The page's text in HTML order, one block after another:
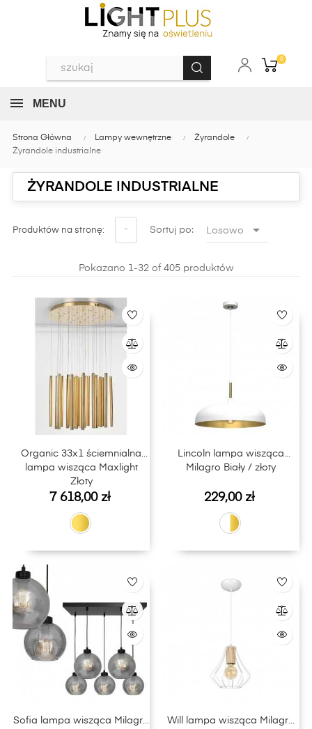
0
MENU
Strona Główna Lampy wewnętrzne
Żyrandole
Żyrandole industrialne
ŻYRANDOLE INDUSTRIALNE
Produktów na stronę: - Sortuj po: Losowo 
Pokazano 1-32 of 405 produktów
Organic 33x1 ściemnialna
lampa wisząca Maxlight
Złoty
Cena
7 618,00 zł
Lincoln lampa wisząca
Milagro Biały / złoty
Cena
229,00 zł
Sofia lampa wisząca Milagro
Will lampa wisząca Milagro